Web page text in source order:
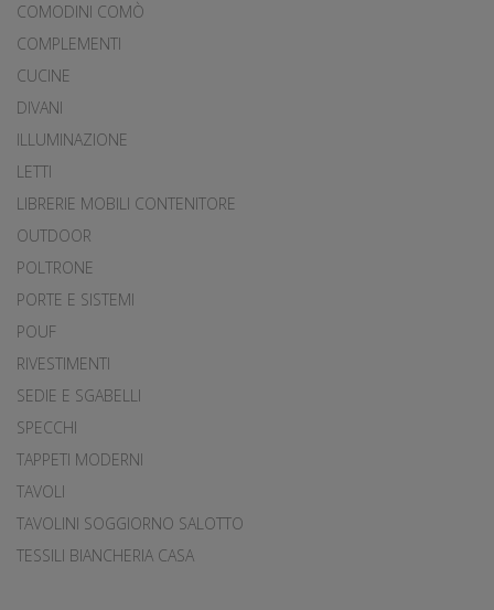
COMODINI COMÒ
COMPLEMENTI
CUCINE
DIVANI
ILLUMINAZIONE
LETTI
LIBRERIE MOBILI CONTENITORE
OUTDOOR
POLTRONE
PORTE E SISTEMI
POUF
RIVESTIMENTI
SEDIE E SGABELLI
SPECCHI
TAPPETI MODERNI
TAVOLI
TAVOLINI SOGGIORNO SALOTTO
TESSILI BIANCHERIA CASA